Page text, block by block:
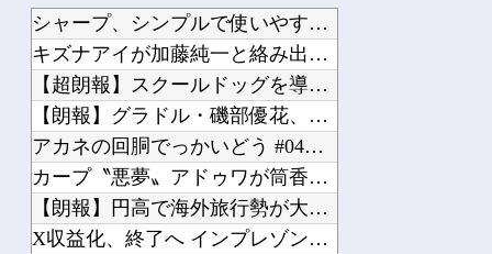
【熊本地震】 避難者の食生活、改善急務…調理できず「パン飽き飽き」断水なお３万戸...
VTuberさん、祖母の「家族だけの一日葬」をした結果ｗｗｗｗｗｗｗ
実際のところ中国って日本をどうしたいんやろな？
世界初の超伝導量子熱機関…燃料もピストンもない量子エンジンが回った！
【田舎のミステリー】 タヌキが人間に化ける説、これ多分マジ
【速報】 日本赤十字社、韓国に超希少血液Jr(a-)を提供「韓国内では適合する血...
シャープ、シンプルで使いやすいオーブンレンジ「RE-WF18...
キズナアイが加藤純一と絡み出したけどどうなんだ？他
【超朗報】スクールドッグを導入した学校、不登校が激減→JK「...
【朗報】グラドル・磯部優花、次に爆売れ間違いなしのイベントが...
アカネの回胴でっかいどう #04【「スマスロ とある魔術の禁...
カープ〝悪夢〟アドゥワが筒香にサヨナラ被弾。坂倉11号！斉藤...
【朗報】円高で海外旅行勢が大興奮→30カ国目の猛者に一同尊敬...
X収益化、終了へ インプレゾンビやパクツイの一掃なるか！？他